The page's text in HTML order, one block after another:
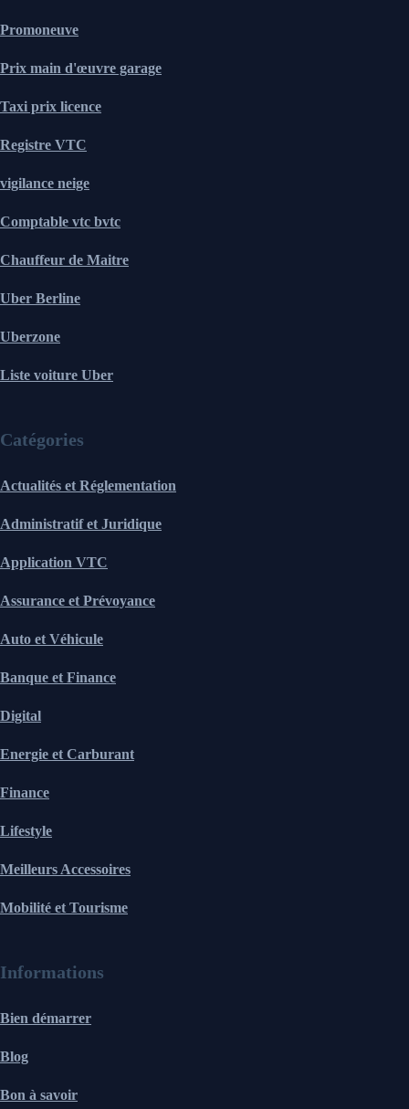
Promoneuve
Prix main d'œuvre garage
Taxi prix licence
Registre VTC
vigilance neige
Comptable vtc bvtc
Chauffeur de Maitre
Uber Berline
Uberzone
Liste voiture Uber
Catégories
Actualités et Réglementation
Administratif et Juridique
Application VTC
Assurance et Prévoyance
Auto et Véhicule
Banque et Finance
Digital
Energie et Carburant
Finance
Lifestyle
Meilleurs Accessoires
Mobilité et Tourisme
Informations
Bien démarrer
Blog
Bon à savoir